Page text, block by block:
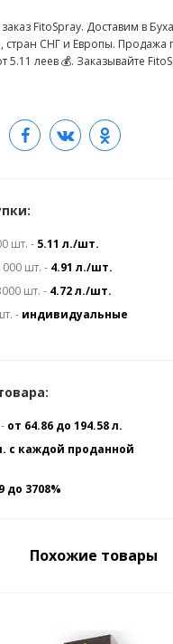
FitoSpray. Доставим в
стран СНГ и Европы. Продажа
5.11 леев 💰. Заказывайте
шт. - 5.11 л./шт.
шт. - 4.91 л./шт.
шт. - 4.72 л./шт.
- индивидуальные
от 64.86 до 194.58 л.
с каждой проданной
до 3708%
Похожие товары